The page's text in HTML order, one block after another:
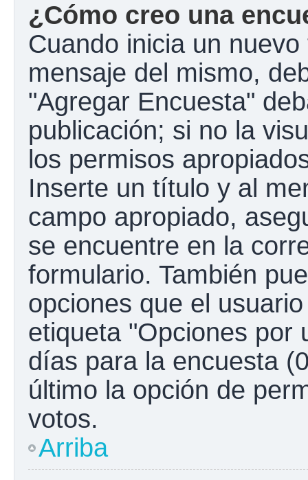
¿Cómo creo una
Cuando inicia un
mensaje del mismo,
"Agregar Encuesta"
publicación; si no la
los permisos
Inserte un título y al
campo apropiado,
se encuentre en la
formulario. También
opciones que el
etiqueta "Opciones por
días para la encuesta
último la opción de
votos.
Arriba